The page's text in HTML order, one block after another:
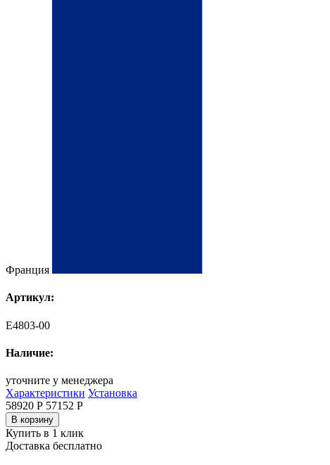
Франция
Артикул:
E4803-00
Наличие:
уточните у менеджера
Характеристики Установка
58920 Р 57152 Р
В корзину
Купить в 1 клик
Доставка бесплатно